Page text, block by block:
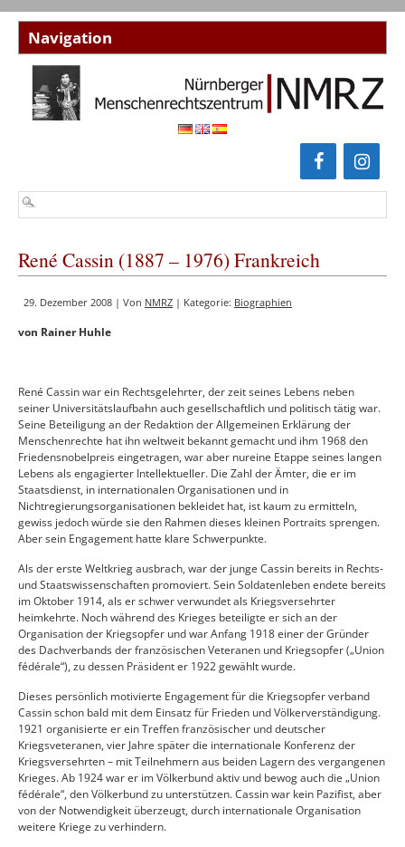
René Cassin (1887 – 1976) Frankreich
29. Dezember 2008 | Von NMRZ | Kategorie: Biographien
von Rainer Huhle
René Cassin war ein Rechtsgelehrter, der zeit seines Lebens neben
seiner Universitätslaufbahn auch gesellschaftlich und politisch tätig war.
Seine Beteiligung an der Redaktion der Allgemeinen Erklärung der
Menschenrechte hat ihn weltweit bekannt gemacht und ihm 1968 den
Friedensnobelpreis eingetragen, war aber nureine Etappe seines langen
Lebens als engagierter Intellektueller. Die Zahl der Ämter, die er im
Staatsdienst, in internationalen Organisationen und in
Nichtregierungsorganisationen bekleidet hat, ist kaum zu ermitteln,
gewiss jedoch würde sie den Rahmen dieses kleinen Portraits sprengen.
Aber sein Engagement hatte klare Schwerpunkte.
Als der erste Weltkrieg ausbrach, war der junge Cassin bereits in Rechts-
und Staatswissenschaften promoviert. Sein Soldatenleben endete bereits
im Oktober 1914, als er schwer verwundet als Kriegsversehrter
heimkehrte. Noch während des Krieges beteiligte er sich an der
Organisation der Kriegsopfer und war Anfang 1918 einer der Gründer
des Dachverbands der französischen Veteranen und Kriegsopfer („Union
fédérale“), zu dessen Präsident er 1922 gewählt wurde.
Dieses persönlich motivierte Engagement für die Kriegsopfer verband
Cassin schon bald mit dem Einsatz für Frieden und Völkerverständigung.
1921 organisierte er ein Treffen französischer und deutscher
Kriegsveteranen, vier Jahre später die internationale Konferenz der
Kriegsversehrten – mit Teilnehmern aus beiden Lagern des vergangenen
Krieges. Ab 1924 war er im Völkerbund aktiv und bewog auch die „Union
fédérale“, den Völkerbund zu unterstützen. Cassin war kein Pazifist, aber
von der Notwendigkeit überzeugt, durch internationale Organisation
weitere Kriege zu verhindern.